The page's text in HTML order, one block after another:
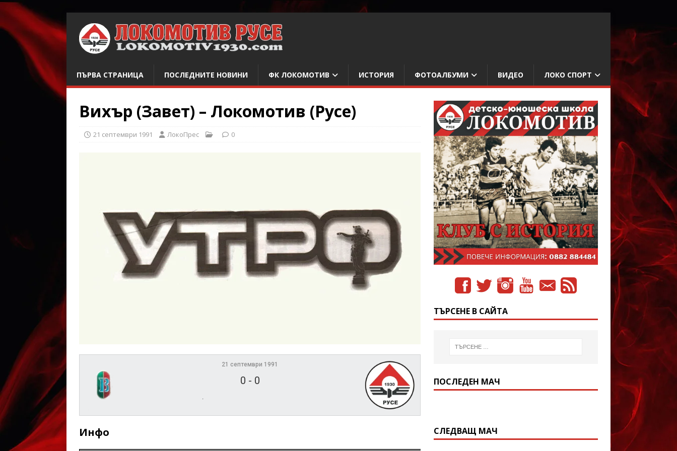
ПЪРВА СТРАНИЦА ПОСЛЕДНИТЕ НОВИНИ ФК ЛОКОМОТИВ ИСТОРИЯ ФОТОАЛБУМИ ВИДЕО ЛОКО СПОРТ
Вихър (Завет) – Локомотив (Русе)
21 септември 1991 ЛокоПрес 0
21 септември 1991
0 - 0
.
Инфо
ТЪРСЕНЕ В САЙТА
ПОСЛЕДЕН МАЧ
СЛЕДВАЩ МАЧ